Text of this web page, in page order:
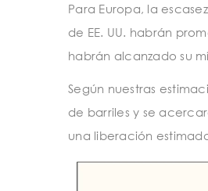
Para Europa, la
de EE. UU. habrán
habrán alcanzado su
Según nuestras
de barriles y se
una liberación